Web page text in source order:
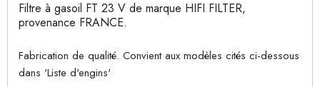
Filtre à gasoil FT 23 V de marque HIFI FILTER,
provenance FRANCE.
Fabrication de qualité. Convient aux modèles cités ci-dessous
dans 'Liste d'engins'